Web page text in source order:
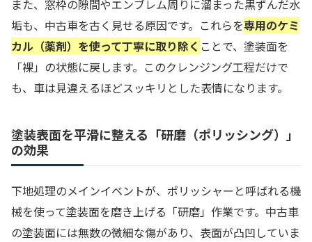
また、窓枠の隙間やエンブレム周りに溜まった黒ずんだ水
垢も、中古車を古く見せる原因です。これらを専用のケミ
カル（薬剤）を使って丁寧に取り除く ことで、塗装面を
「裸」の状態に戻します。このクレンジング工程だけで
も、車は見違えるほどスッキリとした表情になります。
塗装表面を平滑に整える「研磨（ポリッシング）」
の効果
下地処理のメインイベントが、ポリッシャーと呼ばれる機
械を使って塗装面を磨き上げる「研磨」作業です。中古車
の塗装面には無数の微細な傷があり、表面が凸凹していま